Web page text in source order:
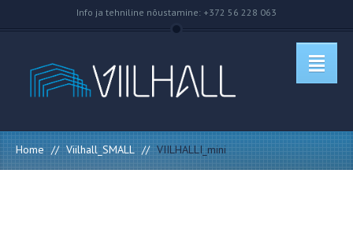
Info ja tehniline nõustamine: +372 56 228 063
Home // Viilhall_SMALL // VIILHALLI_mini